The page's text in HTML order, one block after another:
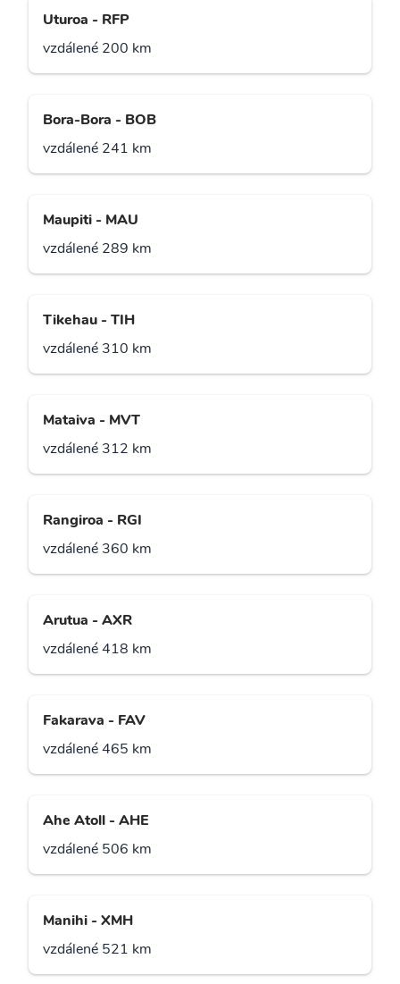
Uturoa - RFP
vzdálené 200 km
Bora-Bora - BOB
vzdálené 241 km
Maupiti - MAU
vzdálené 289 km
Tikehau - TIH
vzdálené 310 km
Mataiva - MVT
vzdálené 312 km
Rangiroa - RGI
vzdálené 360 km
Arutua - AXR
vzdálené 418 km
Fakarava - FAV
vzdálené 465 km
Ahe Atoll - AHE
vzdálené 506 km
Manihi - XMH
vzdálené 521 km